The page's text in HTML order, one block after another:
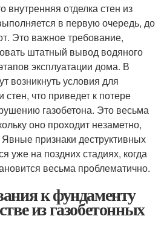
внутренняя отделка стен из
в первую очередь, до
Это важное требование,
штатный вывод водяного
эксплуатации дома. В
возникнуть условия для
что приведет к потере
газобетона. Это весьма
оно проходит незаметно,
признаки деструктивных
уже на поздних стадиях, когда
весьма проблематично.
к фундаменту
из газобетонных